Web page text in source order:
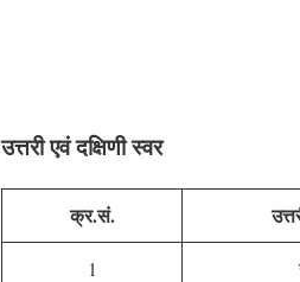
उत्तरी एवं दक्षिणी स्वर
क्र.सं.
1